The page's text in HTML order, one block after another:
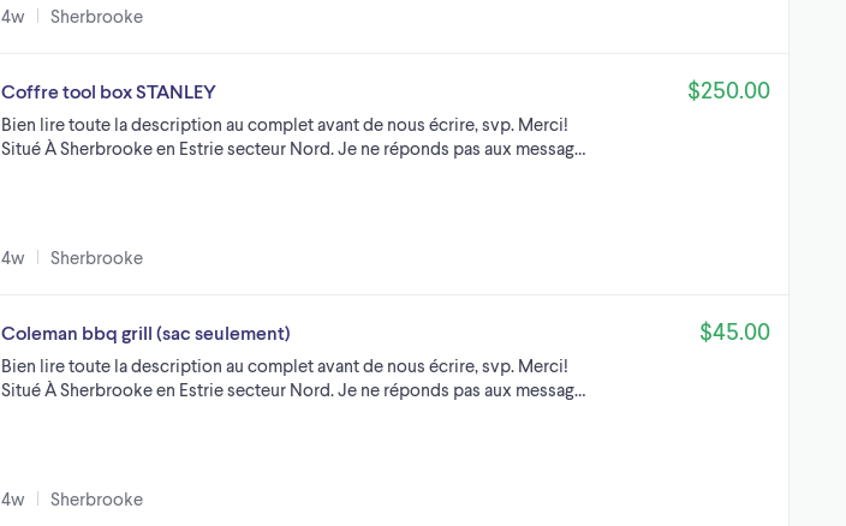
4w Sherbrooke
Coffre tool box STANLEY
Bien lire toute la description au complet avant de nous écrire, svp. Merci!
Situé À Sherbrooke en Estrie secteur Nord. Je ne réponds pas aux messag…
4w Sherbrooke
$250.00
Coleman bbq grill (sac seulement)
Bien lire toute la description au complet avant de nous écrire, svp. Merci!
Situé À Sherbrooke en Estrie secteur Nord. Je ne réponds pas aux messag…
4w Sherbrooke
$45.00